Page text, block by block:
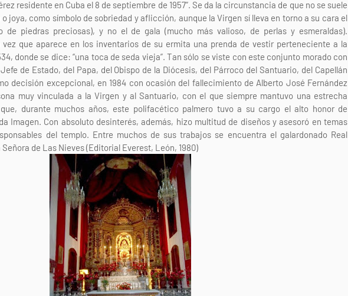
residente en Cuba el 8 de septiembre de 1957”. Se da la circunstancia de que no se suele
joya, como símbolo de sobriedad y aflicción, aunque la Virgen sí lleva en torno a su cara el
de piedras preciosas), y no el de gala (mucho más valioso, de perlas y esmeraldas).
vez que aparece en los inventarios de su ermita una prenda de vestir perteneciente a la
donde se dice: “una toca de seda vieja”. Tan sólo se viste con este conjunto morado con
de Estado, del Papa, del Obispo de la Diócesis, del Párroco del Santuario, del Capellán
decisión excepcional, en 1984 con ocasión del fallecimiento de Alberto José Fernández
muy vinculada a la Virgen y al Santuario, con el que siempre mantuvo una estrecha
durante muchos años, este polifacético palmero tuvo a su cargo el alto honor de
Imagen. Con absoluto desinterés, además, hizo multitud de diseños y asesoró en temas
del templo. Entre muchos de sus trabajos se encuentra el galardonado Real
de Las Nieves (Editorial Everest, León, 1980)